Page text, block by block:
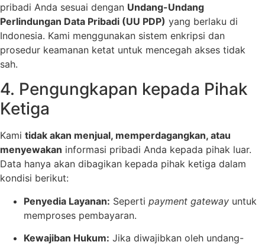
pribadi Anda sesuai dengan Undang-Undang
Perlindungan Data Pribadi (UU PDP) yang berlaku di
Indonesia. Kami menggunakan sistem enkripsi dan
prosedur keamanan ketat untuk mencegah akses tidak
sah.
4. Pengungkapan kepada Pihak
Ketiga
Kami tidak akan menjual, memperdagangkan, atau
menyewakan informasi pribadi Anda kepada pihak luar.
Data hanya akan dibagikan kepada pihak ketiga dalam
kondisi berikut:
Penyedia Layanan: Seperti payment gateway untuk
memproses pembayaran.
Kewajiban Hukum: Jika diwajibkan oleh undang-